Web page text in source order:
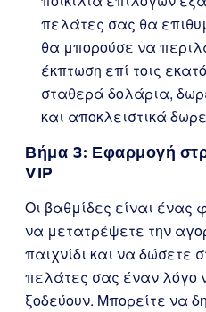
πελάτες σας θα
θα μπορούσε να
έκπτωση επί τοις
σταθερά δολάρια,
και αποκλειστικά
Βήμα 3: Εφαρμογή
VIP
Οι βαθμίδες είναι ένας
να μετατρέψετε την
παιχνίδι και να δώσετε
πελάτες σας έναν λόγο
ξοδεύουν. Μπορείτε να